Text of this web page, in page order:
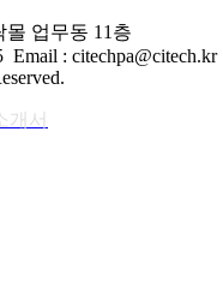
몰 업무동 11층
Email : citechpa@citech.kr
개서